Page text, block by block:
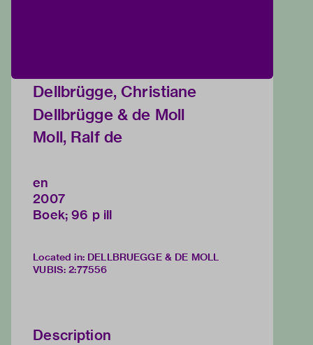
Dellbrügge, Christiane
Dellbrügge & de Moll
Moll, Ralf de
en
2007
Boek; 96 p ill
Located in: DELLBRUEGGE & DE MOLL
VUBIS: 2:77556
Description